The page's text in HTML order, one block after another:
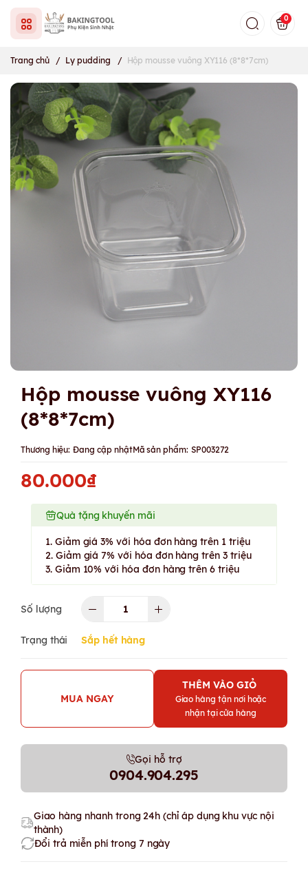
0
Trang chủ / Ly pudding / Hộp mousse vuông XY116 (8*8*7cm)
Hộp mousse vuông XY116
(8*8*7cm)
Thương hiệu: Đang cập nhậtMã sản phẩm: SP003272
80.000₫
Quà tặng khuyến mãi
1. Giảm giá 3% với hóa đơn hàng trên 1 triệu
2. Giảm giá 7% với hóa đơn hàng trên 3 triệu
3. Giảm 10% với hóa đơn hàng trên 6 triệu
Số lượng
Trạng thái Sắp hết hàng
MUA NGAY
THÊM VÀO GIỎ
Giao hàng tận nơi hoặc
nhận tại cửa hàng
Gọi hỗ trợ
0904.904.295
Giao hàng nhanh trong 24h (chỉ áp dụng khu vực nội
thành)
Đổi trả miễn phí trong 7 ngày